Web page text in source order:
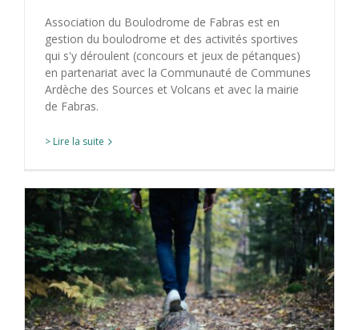
Association du Boulodrome de Fabras est en
gestion du boulodrome et des activités sportives
qui s'y déroulent (concours et jeux de pétanques)
en partenariat avec la Communauté de Communes
Ardèche des Sources et Volcans et avec la mairie
de Fabras.
> Lire la suite